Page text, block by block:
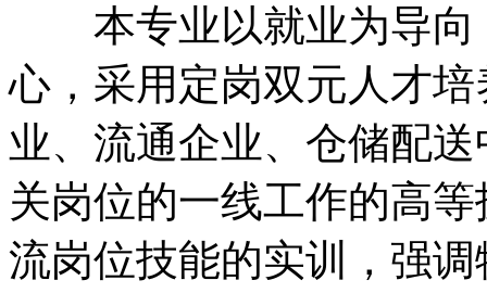
本专业以就业为导向
心，采用定岗双元人才
业、流通企业、仓储配
关岗位的一线工作的高
流岗位技能的实训，强